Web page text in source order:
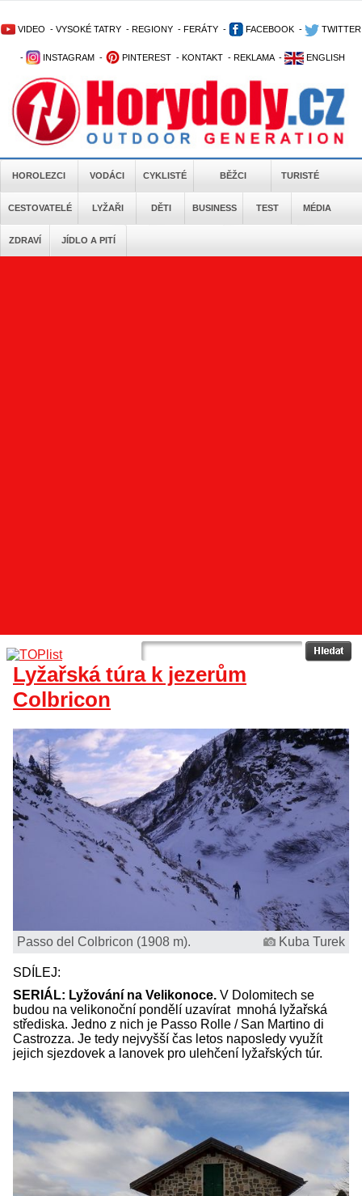
VIDEO - VYSOKÉ TATRY - REGIONY - FERÁTY - FACEBOOK - TWITTER
- INSTAGRAM - PINTEREST - KONTAKT - REKLAMA - ENGLISH
HOROLEZCI VODÁCI CYKLISTÉ BĚŽCI TURISTÉ
CESTOVATELÉ LYŽAŘI DĚTI BUSINESS TEST MÉDIA
ZDRAVÍ JÍDLO A PITÍ
Lyžařská túra k jezerům
Colbricon
Passo del Colbricon (1908 m). Kuba Turek
SDÍLEJ:
SERIÁL: Lyžování na Velikonoce. V Dolomitech se
budou na velikonoční pondělí uzavírat mnohá lyžařská
střediska. Jedno z nich je Passo Rolle / San Martino di
Castrozza. Je tedy nejvyšší čas letos naposledy využít
jejich sjezdovek a lanovek pro ulehčení lyžařských túr.